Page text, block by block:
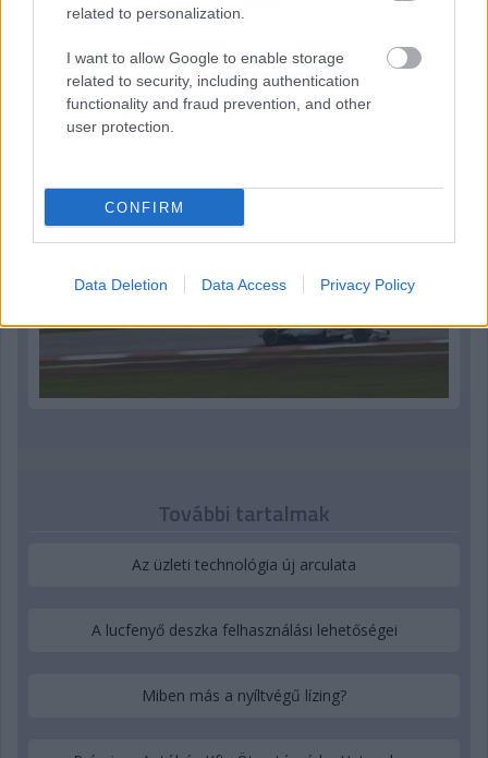
related to personalization.
I want to allow Google to enable storage
related to security, including authentication
functionality and fraud prevention, and other
user protection.
CONFIRM
Data Deletion Data Access Privacy Policy
Megvan, mikor kezdődik az F1-es Bahreini Nagydíj
Malajziában
További tartalmak
Az üzleti technológia új arculata
A lucfenyő deszka felhasználási lehetőségei
Miben más a nyíltvégű lízing?